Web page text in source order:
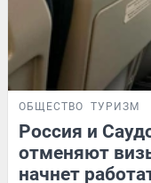
ОБЩЕСТВО ТУРИЗМ
Россия и
отменяют
начнет